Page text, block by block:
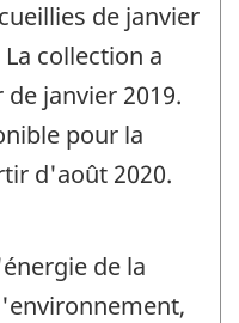
de janvier
collection a
janvier 2019.
pour la
d'août 2020.
de la